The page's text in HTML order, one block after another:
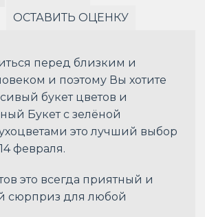
ОСТАВИТЬ ОЦЕНКУ
перед близким и
и поэтому Вы хотите
букет цветов и
Букет с зелёной
это лучший выбор
февраля.
это всегда приятный и
сюрприз для любой